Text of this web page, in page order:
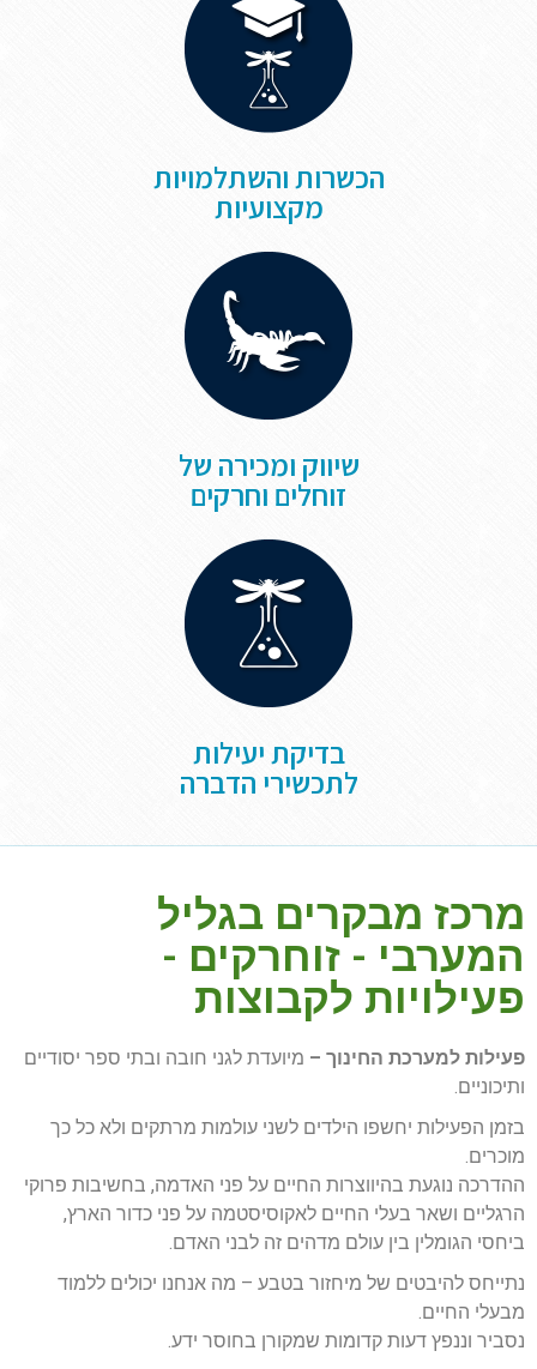
הכשרות והשתלמויות
מקצועיות
שיווק ומכירה של
זוחלים וחרקים
בדיקת יעילות
לתכשירי הדברה
מרכז מבקרים בגליל
המערבי - זוחרקים -
פעילויות לקבוצות
פעילות למערכת החינוך – מיועדת לגני חובה ובתי ספר יסודיים
ותיכוניים.
בזמן הפעילות יחשפו הילדים לשני עולמות מרתקים ולא כל כך
מוכרים.
ההדרכה נוגעת בהיווצרות החיים על פני האדמה, בחשיבות פרוקי
הרגליים ושאר בעלי החיים לאקוסיסטמה על פני כדור הארץ,
ביחסי הגומלין בין עולם מדהים זה לבני האדם.
נתייחס להיבטים של מיחזור בטבע – מה אנחנו יכולים ללמוד
מבעלי החיים.
נסביר וננפץ דעות קדומות שמקורן בחוסר ידע.